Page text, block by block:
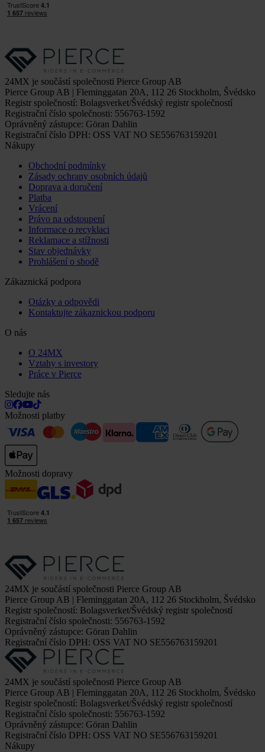
24MX je součástí společnosti Pierce Group AB
Pierce Group AB | Fleminggatan 20A, 112 26 Stockholm, Švédsko
Registr společností: Bolagsverket/Švédský registr společností
Registrační číslo společnosti: 556763-1592
Oprávněný zástupce: Göran Dahlin
Registrační číslo DPH: OSS VAT NO SE556763159201
Nákupy
Obchodní podmínky
Zásady ochrany osobních údajů
Doprava a doručení
Platba
Vrácení
Právo na odstoupení
Informace o recyklaci
Reklamace a stížnosti
Stav objednávky
Prohlášení o shodě
Zákaznická podpora
Otázky a odpovědi
Kontaktujte zákaznickou podporu
O nás
O 24MX
Vztahy s investory
Práce v Pierce
Sledujte nás
Možnosti platby
Možnosti dopravy
24MX je součástí společnosti Pierce Group AB
Pierce Group AB | Fleminggatan 20A, 112 26 Stockholm, Švédsko
Registr společností: Bolagsverket/Švédský registr společností
Registrační číslo společnosti: 556763-1592
Oprávněný zástupce: Göran Dahlin
Registrační číslo DPH: OSS VAT NO SE556763159201
24MX je součástí společnosti Pierce Group AB
Pierce Group AB | Fleminggatan 20A, 112 26 Stockholm, Švédsko
Registr společností: Bolagsverket/Švédský registr společností
Registrační číslo společnosti: 556763-1592
Oprávněný zástupce: Göran Dahlin
Registrační číslo DPH: OSS VAT NO SE556763159201
Nákupy